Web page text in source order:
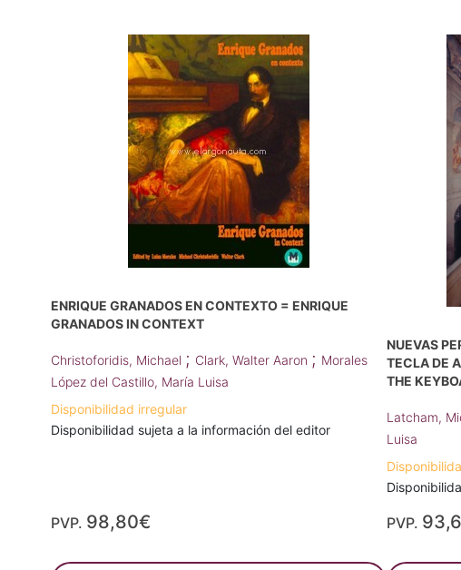
ENRIQUE GRANADOS EN CONTEXTO = ENRIQUE
GRANADOS IN CONTEXT
Christoforidis, Michael ; Clark, Walter Aaron ; Morales
López del Castillo, María Luisa
Disponibilidad irregular
Disponibilidad sujeta a la información del editor
PVP. 98,80€
NUEVAS
TECLA DE
THE
Latcham,
Luisa
PVP.